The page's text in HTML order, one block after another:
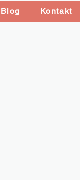
Blog Kontakt